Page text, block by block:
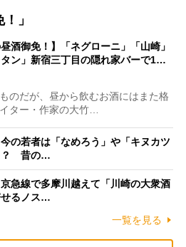
」
昼酒御免！】「ネグローニ」「山崎」
タン」新宿三丁目の隠れ家バーで1…
のだが、昼から飲むお酒にはまた格
ター・作家の大竹…
の若者は「なめろう」や「キヌカツ
？ 昔の…
急線で多摩川越えて「川崎の大衆酒
るノス…
一覧を見る